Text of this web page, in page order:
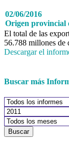
02/06/2016
Origen provincial
El total de las
56.788 millones de
Descargar el
Buscar más
Buscar